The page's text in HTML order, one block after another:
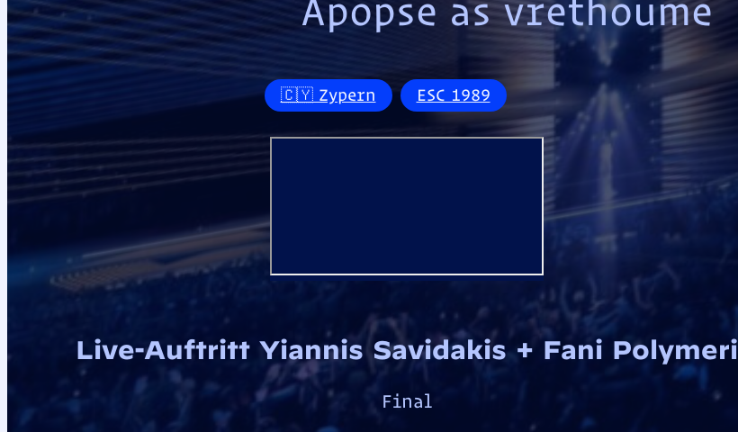
Apopse as vrethoume
🇨🇾 Zypern ESC 1989
Live-Auftritt Yiannis Savidakis + Fani Polymeri
Final